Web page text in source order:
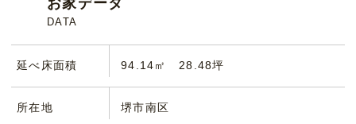
DATA
延べ床面積 94.14㎡ 28.48坪
所在地 堺市南区